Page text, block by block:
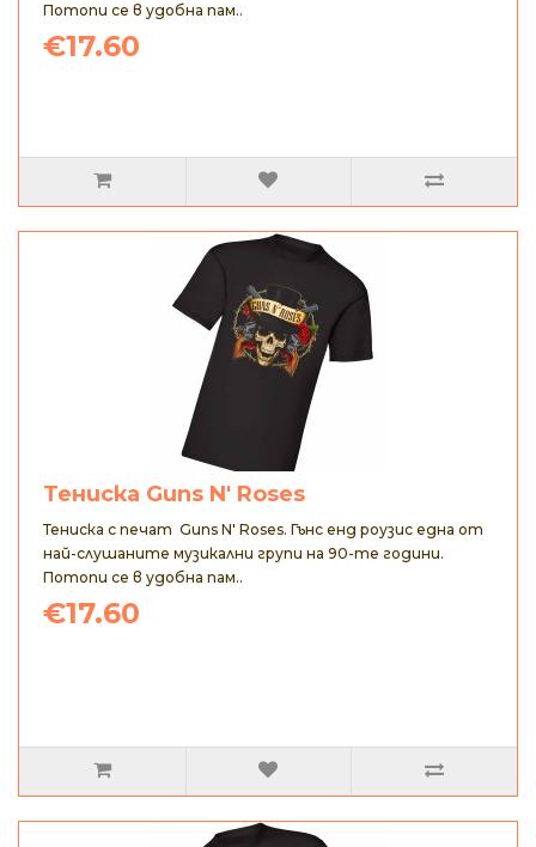
Потопи се в удобна пам..
€17.60
Тениска Guns N' Roses
Тениска с печат Guns N' Roses. Гънс енд роузис една от
най-слушаните музикални групи на 90-те години.
Потопи се в удобна пам..
€17.60